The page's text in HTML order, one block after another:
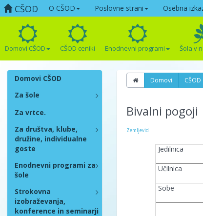
CŠOD O CŠOD Poslovne strani Osebna
Domovi CŠOD CŠOD ceniki Enodnevni programi Šola v
Domovi CŠOD
Za šole
Za vrtce.
Za društva, klube,
družine, individualne
goste
Enodnevni programi za
šole
Strokovna
izobraževanja,
konference in seminarji
Domovi
Bivalni pogoji
Zemljevid
Jedilnica
Učilnica
Sobe